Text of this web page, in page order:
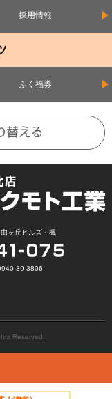
採用情報
ふく福券
ヶ丘ヒルズ・楓
39-3806
Reserved.